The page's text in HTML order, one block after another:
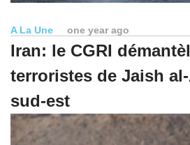
A La Une one year ago
Iran: le CGRI
terroristes de Jaish
sud-est